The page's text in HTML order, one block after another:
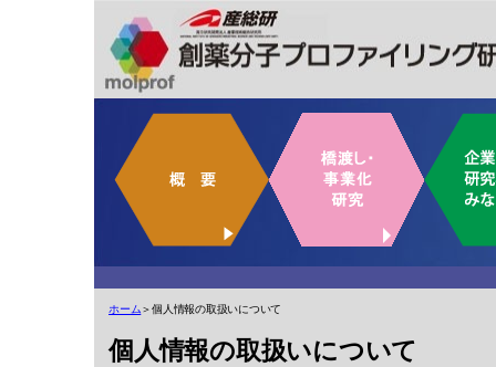
ホーム＞個人情報の取扱いについて
個人情報の取扱いについて